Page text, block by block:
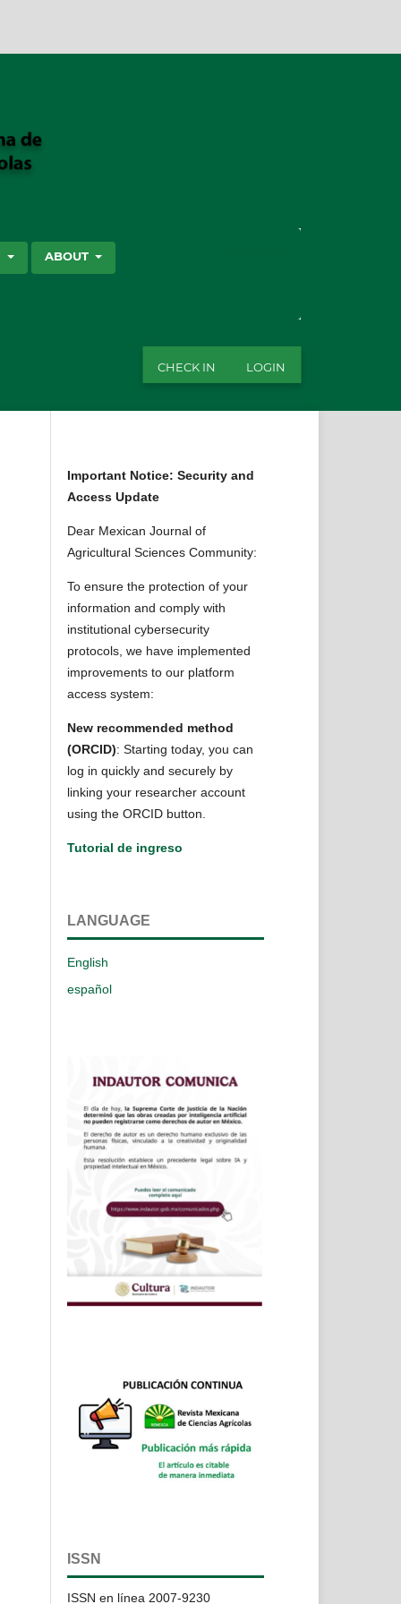
ABOUT
CHECK IN LOGIN
Important Notice: Security and
Access Update
Dear Mexican Journal of
Agricultural Sciences Community:
To ensure the protection of your
information and comply with
institutional cybersecurity
protocols, we have implemented
improvements to our platform
access system:
New recommended method
(ORCID): Starting today, you can
log in quickly and securely by
linking your researcher account
using the ORCID button.
Tutorial de ingreso
LANGUAGE
English
español
ISSN
ISSN en línea 2007-9230